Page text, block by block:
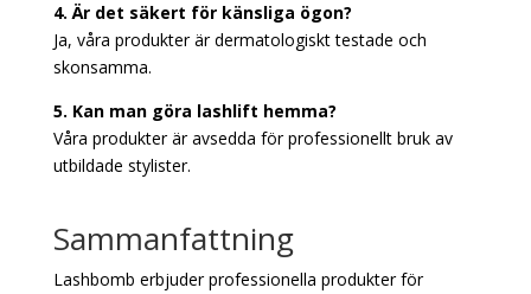
4. Är det säkert för känsliga ögon?
Ja, våra produkter är dermatologiskt testade och
skonsamma.
5. Kan man göra lashlift hemma?
Våra produkter är avsedda för professionellt bruk av
utbildade stylister.
Sammanfattning
Lashbomb erbjuder professionella produkter för